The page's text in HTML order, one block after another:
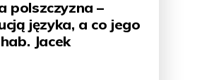
polszczyzna –
języka, a co jego
Jacek